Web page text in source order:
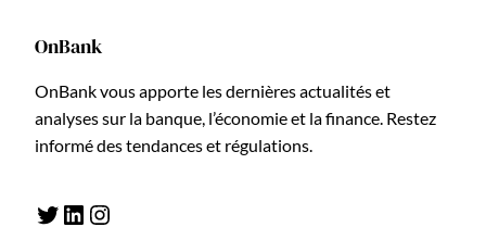
OnBank
OnBank vous apporte les dernières actualités et
analyses sur la banque, l’économie et la finance. Restez
informé des tendances et régulations.
Twitter LinkedIn Instagram